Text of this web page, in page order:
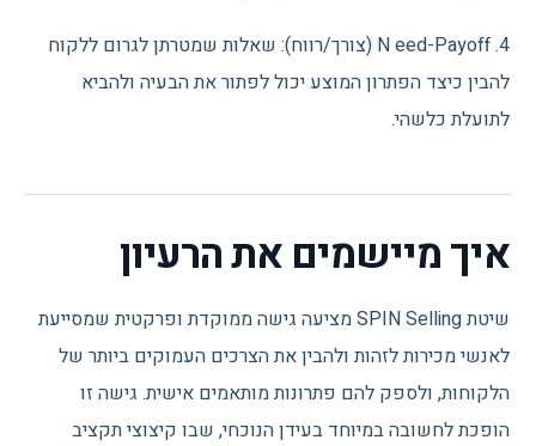
4. N eed-Payoff (צורך/רווח): שאלות שמטרתן לגרום ללקוח
להבין כיצד הפתרון המוצע יכול לפתור את הבעיה ולהביא
לתועלת כלשהי.
איך מיישמים את הרעיון
שיטת SPIN Selling מציעה גישה ממוקדת ופרקטית שמסייעת
לאנשי מכירות לזהות ולהבין את הצרכים העמוקים ביותר של
הלקוחות, ולספק להם פתרונות מותאמים אישית. גישה זו
הופכת לחשובה במיוחד בעידן הנוכחי, שבו קיצוצי תקציב